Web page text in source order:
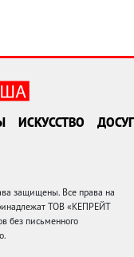
ИСКУССТВО ДОСУГ
защищены. Все права на
ТОВ «КЕПРЕЙТ
без письменного